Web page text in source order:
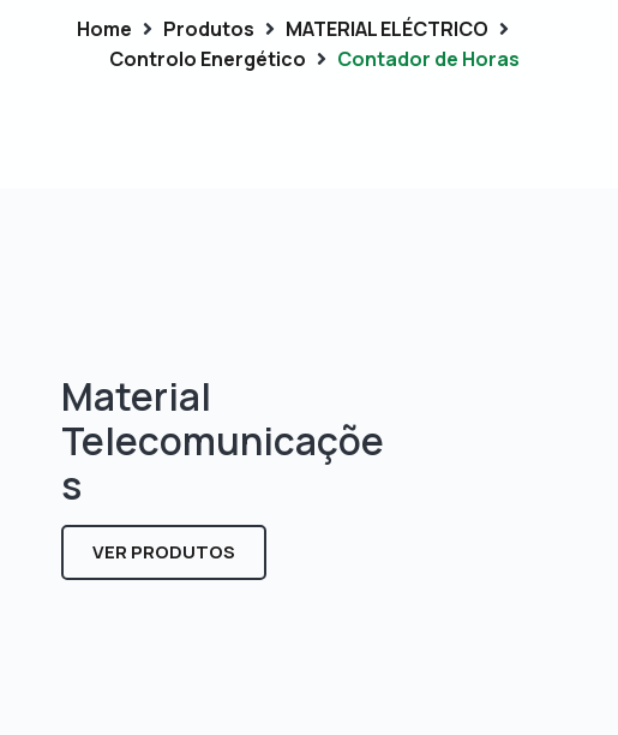
Home Produtos
MATERIAL ELÉCTRICO
Controlo Energético
Contador de Horas
Material
Telecomunicaçõe
s
VER PRODUTOS